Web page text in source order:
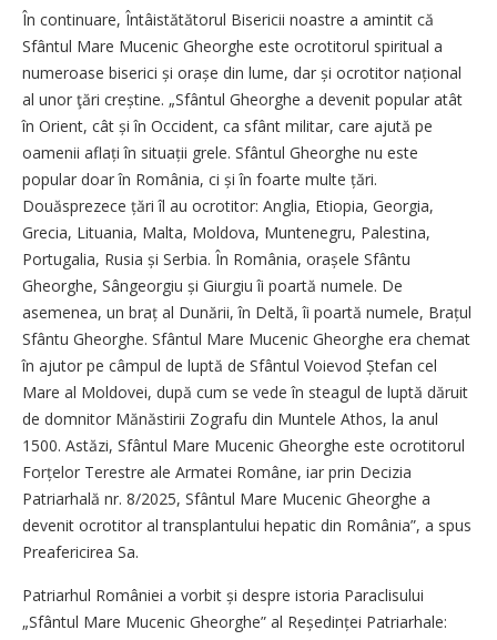
În continuare, Întâistătătorul Bisericii noastre a amintit că
Sfântul Mare Mucenic Gheorghe este ocrotitorul spiritual a
numeroase biserici și orașe din lume, dar și ocrotitor național
al unor ţări creștine. „Sfântul Gheorghe a devenit popular atât
în Orient, cât și în Occident, ca sfânt militar, care ajută pe
oamenii aflați în situații grele. Sfântul Gheorghe nu este
popular doar în România, ci și în foarte multe țări.
Douăsprezece țări îl au ocrotitor: Anglia, Etiopia, Georgia,
Grecia, Lituania, Malta, Moldova, Muntenegru, Palestina,
Portugalia, Rusia și Serbia. În România, orașele Sfântu
Gheorghe, Sângeorgiu și Giurgiu îi poartă numele. De
asemenea, un braț al Dunării, în Deltă, îi poartă numele, Brațul
Sfântu Gheorghe. Sfântul Mare Mucenic Gheorghe era chemat
în ajutor pe câmpul de luptă de Sfântul Voievod Ștefan cel
Mare al Moldovei, după cum se vede în steagul de luptă dăruit
de domnitor Mănăstirii Zografu din Muntele Athos, la anul
1500. Astăzi, Sfântul Mare Mucenic Gheorghe este ocrotitorul
Forțelor Terestre ale Armatei Române, iar prin Decizia
Patriarhală nr. 8/2025, Sfântul Mare Mucenic Gheorghe a
devenit ocrotitor al transplantului hepatic din România”, a spus
Preafericirea Sa.
Patriarhul României a vorbit și despre istoria Paraclisului
„Sfântul Mare Mucenic Gheorghe” al Reședinței Patriarhale: